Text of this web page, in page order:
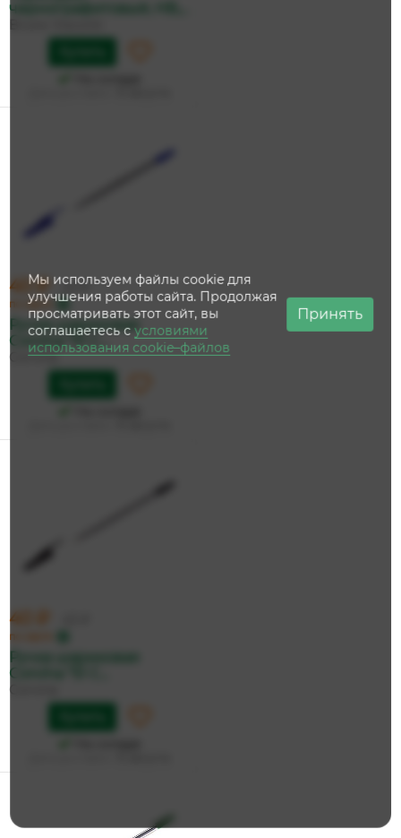
чернографитовый, НВ,...
40 ₽ 43 ₽
по карте
Ручка шариковая
Corvina "51 C...
Corvina
40 ₽
по карте
Corvina "51 C...
Corvina
Мы используем файлы cookie для
улучшения работы сайта. Продолжая
просматривать этот сайт, вы
соглашаетесь сусловиями
использования cookie–файлов
Принять